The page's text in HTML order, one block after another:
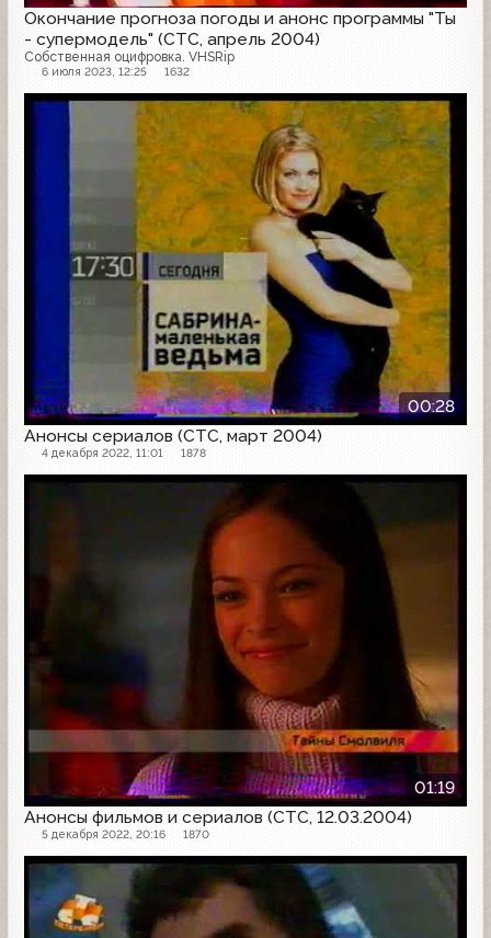
Окончание прогноза погоды и анонс программы "Ты
- супермодель" (СТС, апрель 2004)
Собственная оцифровка. VHSRip
6 июля 2023, 12:25 1632
00:28
Анонсы сериалов (СТС, март 2004)
4 декабря 2022, 11:01 1878
Анонс
01:19
Анонсы фильмов и сериалов (СТС, 12.03.2004)
5 декабря 2022, 20:16 1870
Анонс
Анонс